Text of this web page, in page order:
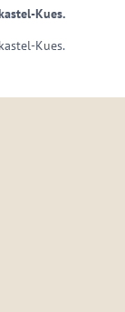
Kues.
Kues.